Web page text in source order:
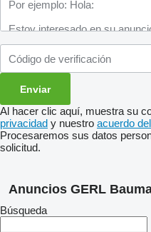
Al hacer clic aquí, muestra su
privacidad y nuestro acuerdo
Procesaremos sus datos
solicitud.
Anuncios GERL
Búsqueda